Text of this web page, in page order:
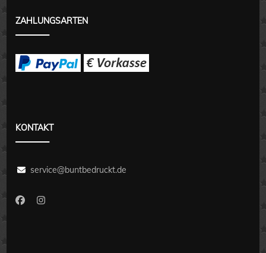
ZAHLUNGSARTEN
KONTAKT
service@buntbedruckt.de